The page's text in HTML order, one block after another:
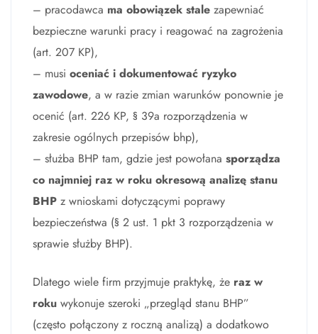
– pracodawca ma obowiązek stale zapewniać
bezpieczne warunki pracy i reagować na zagrożenia
(art. 207 KP),
– musi oceniać i dokumentować ryzyko
zawodowe, a w razie zmian warunków ponownie je
ocenić (art. 226 KP, § 39a rozporządzenia w
zakresie ogólnych przepisów bhp),
– służba BHP tam, gdzie jest powołana sporządza
co najmniej raz w roku okresową analizę stanu
BHP z wnioskami dotyczącymi poprawy
bezpieczeństwa (§ 2 ust. 1 pkt 3 rozporządzenia w
sprawie służby BHP).
Dlatego wiele firm przyjmuje praktykę, że raz w
roku wykonuje szeroki „przegląd stanu BHP”
(często połączony z roczną analizą) a dodatkowo